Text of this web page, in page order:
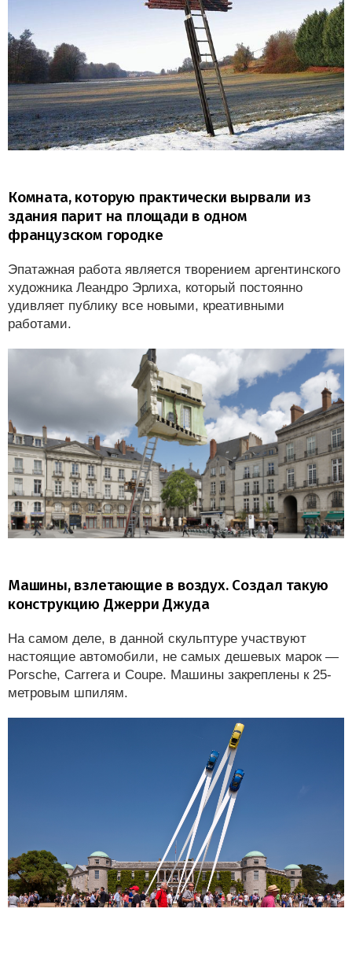
Комната, которую практически вырвали из
здания парит на площади в одном
французском городке
Эпатажная работа является творением аргентинского
художника Леандро Эрлиха, который постоянно
удивляет публику все новыми, креативными
работами.
Машины, взлетающие в воздух. Создал такую
конструкцию Джерри Джуда
На самом деле, в данной скульптуре участвуют
настоящие автомобили, не самых дешевых марок —
Porsche, Carrera и Coupe. Машины закреплены к 25-
метровым шпилям.